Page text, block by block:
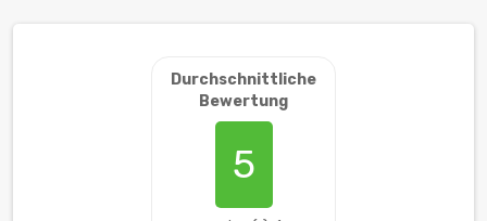
Durchschnittliche
Bewertung
5